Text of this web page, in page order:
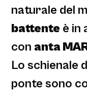
naturale del
battente è in
conanta
Lo schienale
ponte sono